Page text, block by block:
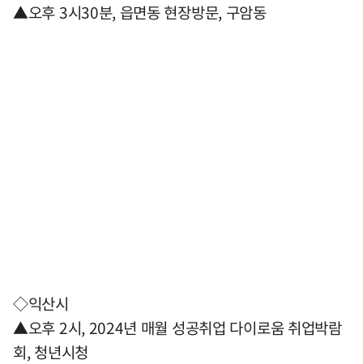
▲오후 3시30분, 읍면동 현장방문, 구암동
◇익산시
▲오후 2시, 2024년 매월 성공취업 다이로움 취업박람
회, 청년시청